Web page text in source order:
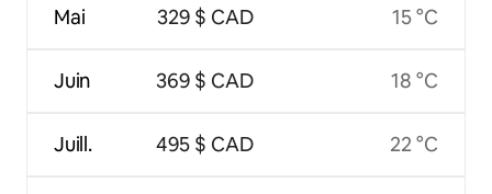
Mai
Juin
Juill.
329 $ CAD
369 $ CAD
495 $ CAD
15 °C
18 °C
22 °C